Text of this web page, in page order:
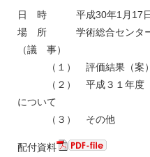
日 時 平成30年1月17日
場 所 学術総合センタ
（議 事）
（１） 評価結果（案）
（２） 平成３１年度 評
について
（３） その他
配付資料